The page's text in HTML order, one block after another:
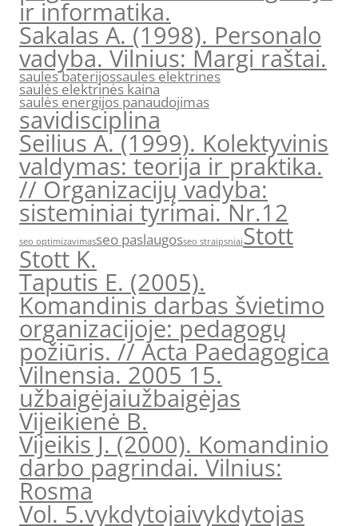
ir informatika.
Sakalas A. (1998). Personalo
vadyba. Vilnius: Margi raštai.
saules baterijossaules elektrines
saulės elektrinės kaina
saulės energijos panaudojimas
savidisciplina
Seilius A. (1999). Kolektyvinis
valdymas: teorija ir praktika.
// Organizacijų vadyba:
sisteminiai tyrimai. Nr.12
seo optimizavimasseo paslaugosseo straipsniaiStott
Stott K.
Taputis E. (2005).
Komandinis darbas švietimo
organizacijoje: pedagogų
požiūris. // Acta Paedagogica
Vilnensia. 2005 15.
užbaigėjaiužbaigėjas
Vijeikienė B.
Vijeikis J. (2000). Komandinio
darbo pagrindai. Vilnius:
Rosma
Vol. 5.vykdytojaivykdytojas